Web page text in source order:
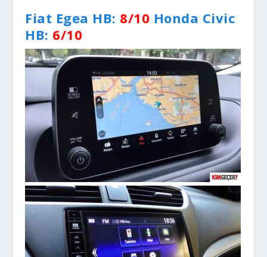
Fiat Egea HB: 8/10 Honda Civic
HB: 6/10